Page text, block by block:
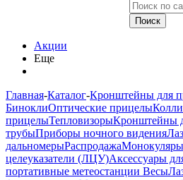
Акции
Еще
Главная-Каталог-Кронштейны для
БиноклиОптические прицелы
прицелыТепловизорыКронштейны
трубыПриборы ночного видения
дальномерыРаспродажаМонокуляры
целеуказатели (ЛЦУ)Аксессуары
портативные метеостанции Весы